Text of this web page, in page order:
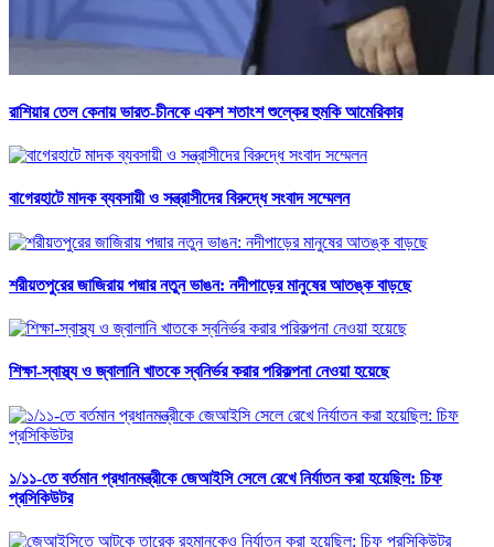
রাশিয়ার তেল কেনায় ভারত-চীনকে একশ শতাংশ শুল্কের হুমকি আমেরিকার
বাগেরহাটে মাদক ব্যবসায়ী ও সন্ত্রাসীদের বিরুদ্ধে সংবাদ সম্মেলন
শরীয়তপুরের জাজিরায় পদ্মার নতুন ভাঙন: নদীপাড়ের মানুষের আতঙ্ক বাড়ছে
শিক্ষা-স্বাস্থ্য ও জ্বালানি খাতকে স্বনির্ভর করার পরিকল্পনা নেওয়া হয়েছে
১/১১-তে বর্তমান প্রধানমন্ত্রীকে জেআইসি সেলে রেখে নির্যাতন করা হয়েছিল: চিফ
প্রসিকিউটর